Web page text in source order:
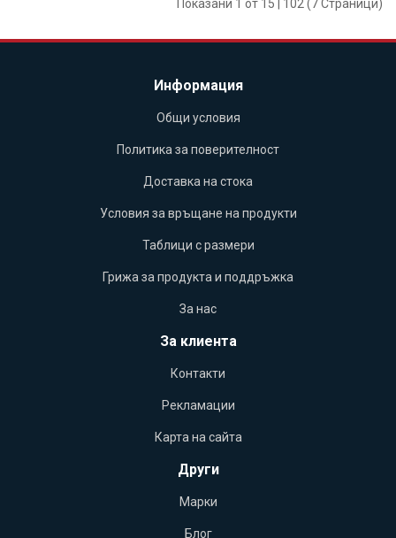
Показани 1 от 15 | 102 (7 Страници)
Информация
Общи условия
Политика за поверителност
Доставка на стока
Условия за връщане на продукти
Таблици с размери
Грижа за продукта и поддръжка
За нас
За клиента
Контакти
Рекламации
Карта на сайта
Други
Марки
Блог